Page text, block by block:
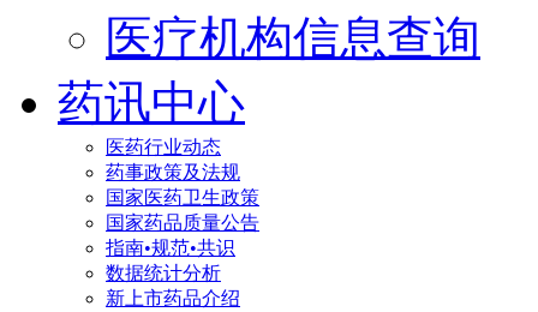
医疗机构信息查询
药讯中心
医药行业动态
药事政策及法规
国家医药卫生政策
国家药品质量公告
指南•规范•共识
数据统计分析
新上市药品介绍